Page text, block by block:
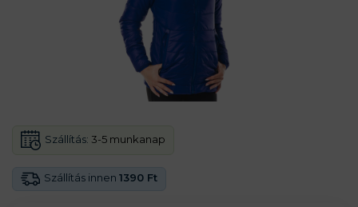
Szállítás innen 1390 Ft
Szállítás: 3-5 munkanap